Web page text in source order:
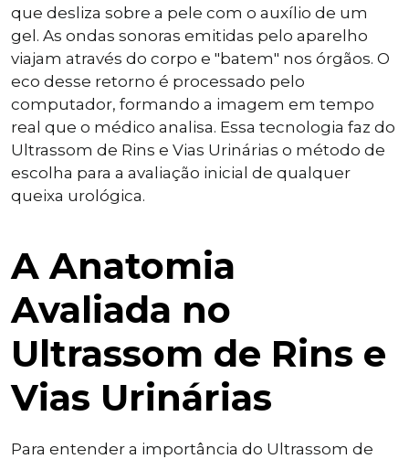
que desliza sobre a pele com o auxílio de um
gel. As ondas sonoras emitidas pelo aparelho
viajam através do corpo e "batem" nos órgãos. O
eco desse retorno é processado pelo
computador, formando a imagem em tempo
real que o médico analisa. Essa tecnologia faz do
Ultrassom de Rins e Vias Urinárias o método de
escolha para a avaliação inicial de qualquer
queixa urológica.
A Anatomia
Avaliada no
Ultrassom de Rins e
Vias Urinárias
Para entender a importância do Ultrassom de